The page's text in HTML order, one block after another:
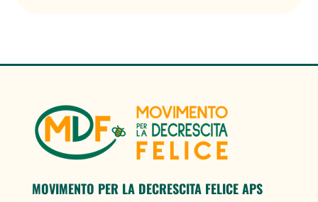
MOVIMENTO PER LA DECRESCITA FELICE APS